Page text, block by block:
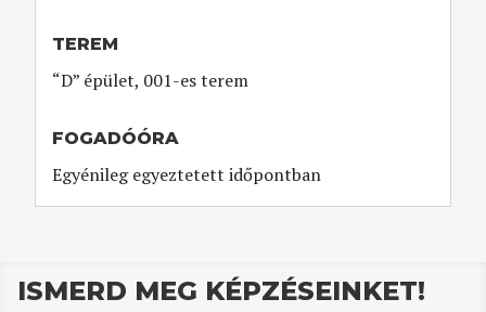
TEREM
“D” épület, 001-es terem
FOGADÓÓRA
Egyénileg egyeztetett időpontban
ISMERD MEG KÉPZÉSEINKET!